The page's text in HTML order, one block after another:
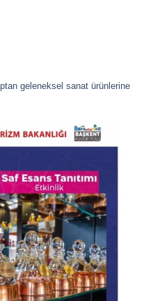
geleneksel sanat ürünlerine